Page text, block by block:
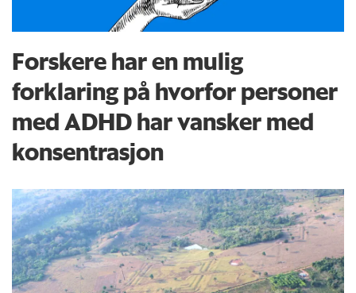
Forskere har en mulig
forklaring på hvorfor personer
med ADHD har vansker med
konsentrasjon